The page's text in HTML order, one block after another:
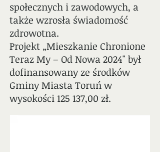
społecznych i zawodowych, a
także wzrosła świadomość
zdrowotna.
Projekt „Mieszkanie Chronione
Teraz My – Od Nowa 2024" był
dofinansowany ze środków
Gminy Miasta Toruń w
wysokości 125 137,00 zł.